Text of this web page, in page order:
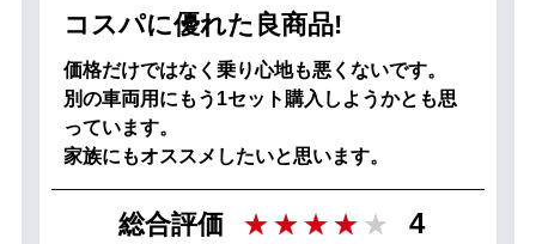
コスパに優れた良商品!
価格だけではなく乗り心地も悪くないです。
別の車両用にもう1セット購入しようかとも思
っています。
家族にもオススメしたいと思います。
総合評価 4